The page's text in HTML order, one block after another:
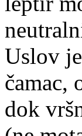
Uslov
čamac,
dok